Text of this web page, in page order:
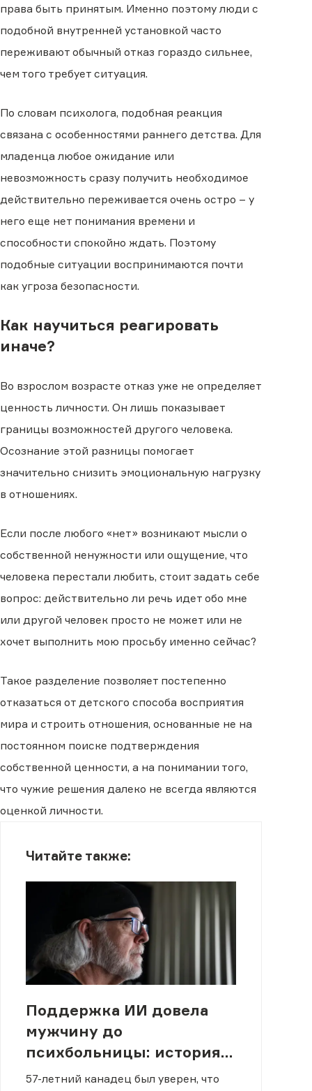
права быть принятым. Именно поэтому люди с
подобной внутренней установкой часто
переживают обычный отказ гораздо сильнее,
чем того требует ситуация.
По словам психолога, подобная реакция
связана с особенностями раннего детства. Для
младенца любое ожидание или
невозможность сразу получить необходимое
действительно переживается очень остро – у
него еще нет понимания времени и
способности спокойно ждать. Поэтому
подобные ситуации воспринимаются почти
как угроза безопасности.
Как научиться реагировать
иначе?
Во взрослом возрасте отказ уже не определяет
ценность личности. Он лишь показывает
границы возможностей другого человека.
Осознание этой разницы помогает
значительно снизить эмоциональную нагрузку
в отношениях.
Если после любого «нет» возникают мысли о
собственной ненужности или ощущение, что
человека перестали любить, стоит задать себе
вопрос: действительно ли речь идет обо мне
или другой человек просто не может или не
хочет выполнить мою просьбу именно сейчас?
Такое разделение позволяет постепенно
отказаться от детского способа восприятия
мира и строить отношения, основанные не на
постоянном поиске подтверждения
собственной ценности, а на понимании того,
что чужие решения далеко не всегда являются
оценкой личности.
Читайте также:
Поддержка ИИ довела
мужчину до
психбольницы: история
Джо Алари
57-летний канадец был уверен, что